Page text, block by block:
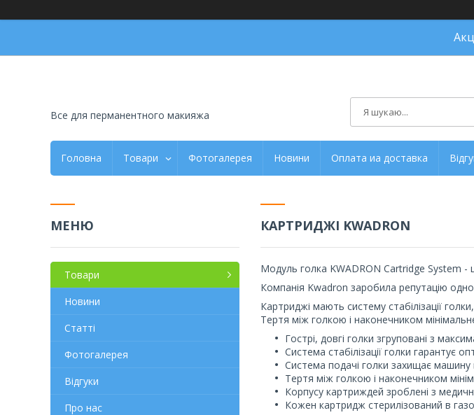
Все для перманентного макияжа
Головна Товари Фотогалерея Новини Оплата иа доставка
КАРТРИДЖІ KWADRON
Модуль голка KWADRON Cartridge System -
Компанія Kwadron заробила репутацію
Картриджі мають систему стабілізації
Тертя між голкою і наконечником
Гострі, довгі голки згруповані з
Система стабілізації голки гарантує
Система подачі голки захищає машину
Тертя між голкою і наконечником
Корпусу картриждей зроблені з
Кожен картридж стерилізований в
Товари
Новини
Статті
Фотогалерея
Відгуки
Про нас